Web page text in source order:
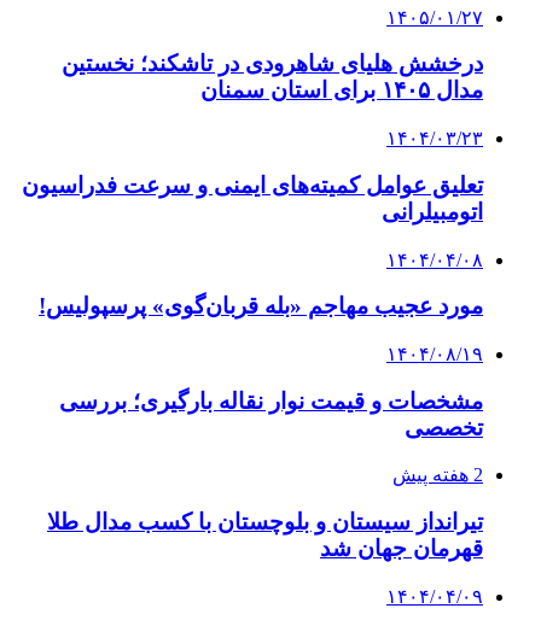
۱۴۰۵/۰۱/۲۷
درخشش هلیای شاهرودی در تاشکند؛ نخستین
مدال ۱۴۰۵ برای استان سمنان
۱۴۰۴/۰۳/۲۳
تعلیق عوامل کمیته‌های ایمنی و سرعت فدراسیون
اتومبیلرانی
۱۴۰۴/۰۴/۰۸
مورد عجیب مهاجم «بله قربان‌گوی» پرسپولیس!
۱۴۰۴/۰۸/۱۹
مشخصات و قیمت نوار نقاله بارگیری؛ بررسی
تخصصی
2 هفته پیش
تیرانداز سیستان و بلوچستان با کسب مدال طلا
قهرمان جهان شد
۱۴۰۴/۰۴/۰۹